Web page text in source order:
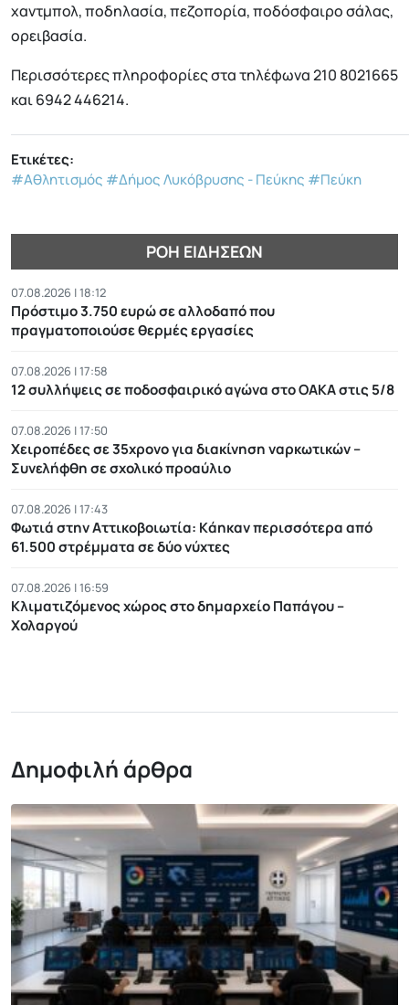
χαντμπολ, ποδηλασία, πεζοπορία, ποδόσφαιρο σάλας,
ορειβασία.
Περισσότερες πληροφορίες στα τηλέφωνα 210 8021665
και 6942 446214.
Ετικέτες:
#Αθλητισμός #Δήμος Λυκόβρυσης - Πεύκης #Πεύκη
ΡΟΉ ΕΙΔΉΣΕΩΝ
07.08.2026 | 18:12
Πρόστιμο 3.750 ευρώ σε αλλοδαπό που
πραγματοποιούσε θερμές εργασίες
07.08.2026 | 17:58
12 συλλήψεις σε ποδοσφαιρικό αγώνα στο ΟΑΚΑ στις 5/8
07.08.2026 | 17:50
Χειροπέδες σε 35χρονο για διακίνηση ναρκωτικών –
Συνελήφθη σε σχολικό προαύλιο
07.08.2026 | 17:43
Φωτιά στην Αττικοβοιωτία: Kάηκαν περισσότερα από
61.500 στρέμματα σε δύο νύχτες
07.08.2026 | 16:59
Κλιματιζόμενος χώρος στο δημαρχείο Παπάγου –
Χολαργού
Δημοφιλή άρθρα